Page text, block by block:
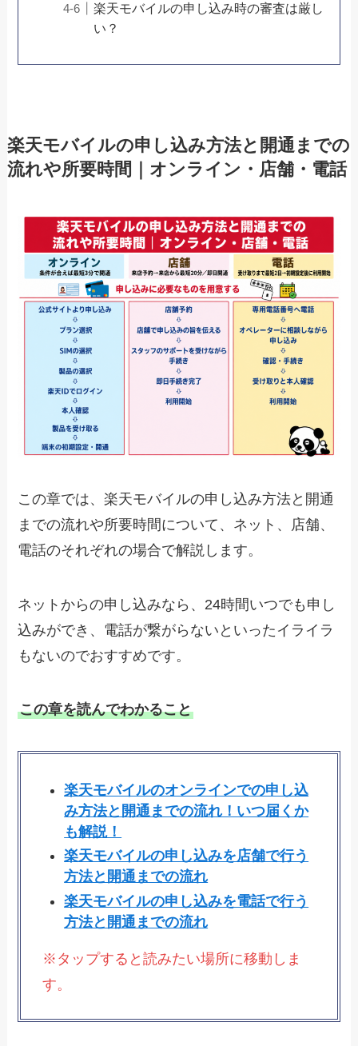
楽天モバイルの申し込み時の審査は厳し
い？
楽天モバイルの申し込み方法と開通までの
流れや所要時間｜オンライン・店舗・電話
この章では、楽天モバイルの申し込み方法と開通
までの流れや所要時間について、ネット、店舗、
電話のそれぞれの場合で解説します。
ネットからの申し込みなら、24時間いつでも申し
込みができ、電話が繋がらないといったイライラ
もないのでおすすめです。
この章を読んでわかること
楽天モバイルのオンラインでの申し込
み方法と開通までの流れ！いつ届くか
も解説！
楽天モバイルの申し込みを店舗で行う
方法と開通までの流れ
楽天モバイルの申し込みを電話で行う
方法と開通までの流れ
※タップすると読みたい場所に移動しま
す。